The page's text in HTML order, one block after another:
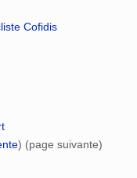
Cofidis
) (page suivante)